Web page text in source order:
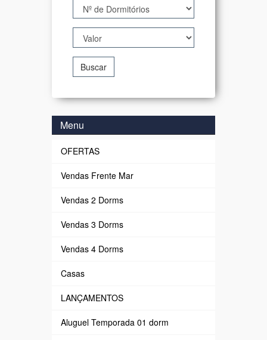
Buscar
Menu
OFERTAS
Vendas Frente Mar
Vendas 2 Dorms
Vendas 3 Dorms
Vendas 4 Dorms
Casas
LANÇAMENTOS
Aluguel Temporada 01 dorm